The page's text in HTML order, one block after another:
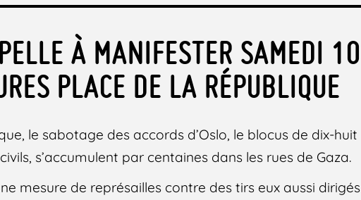
À MANIFESTER SAMEDI 10
PLACE DE LA RÉPUBLIQUE
le sabotage des accords d’Oslo, le blocus de dix-huit
s’accumulent par centaines dans les rues de Gaza.
mesure de représailles contre des tirs eux aussi dirigés